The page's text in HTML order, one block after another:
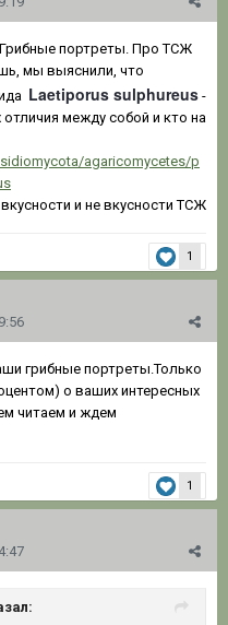
портреты. Про ТСЖ
мы выяснили, что
Laetiporus sulphureus -
между собой и кто на
agaricomycetes/p
и не вкусности ТСЖ
1
грибные портреты.Только
о ваших интересных
читаем и ждем
1